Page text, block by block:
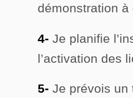
démonstration à
4-Je planifie
l’activation des
5-Je prévois un